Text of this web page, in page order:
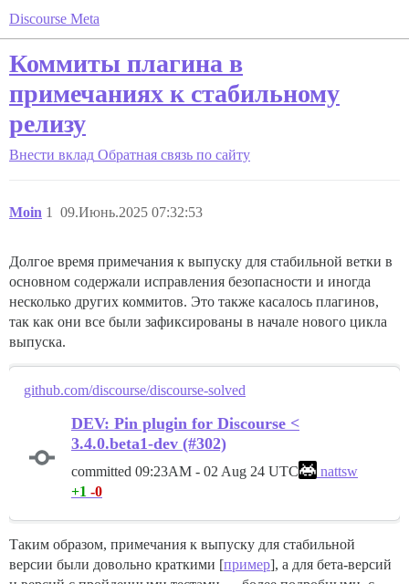
Discourse Meta
Коммиты плагина в
примечаниях к стабильному
релизу
Внести вклад Обратная связь по сайту
Moin 09.Июнь.2025 07:32:53
1
Долгое время примечания к выпуску для стабильной ветки в
основном содержали исправления безопасности и иногда
несколько других коммитов. Это также касалось плагинов,
так как они все были зафиксированы в начале нового цикла
выпуска.
github.com/discourse/discourse-solved
DEV: Pin plugin for Discourse <
3.4.0.beta1-dev (#302)
committed 09:23AM - 02 Aug 24 UTC
nattsw
+1 -0
Таким образом, примечания к выпуску для стабильной
версии были довольно краткими [пример], а для бета-версий